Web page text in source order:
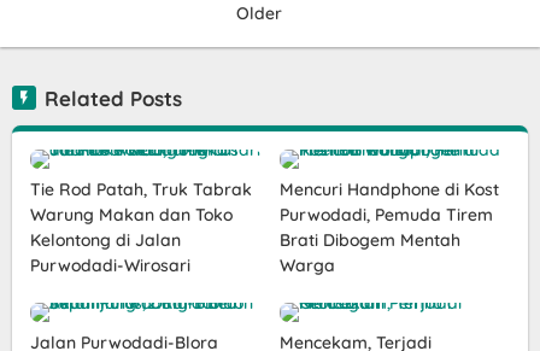
Older
Related Posts
Tie Rod Patah, Truk Tabrak
Warung Makan dan Toko
Kelontong di Jalan
Purwodadi-Wirosari
Mencuri Handphone di Kost
Purwodadi, Pemuda Tirem
Brati Dibogem Mentah
Warga
Jalan Purwodadi-Blora
Mencekam, Terjadi